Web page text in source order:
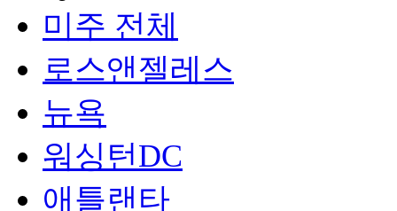
미주 전체
로스앤젤레스
뉴욕
워싱턴DC
애틀랜타